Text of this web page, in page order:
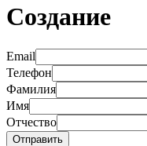
Создание
Email
Телефон
Фамилия
Имя
Отчество
Отправить